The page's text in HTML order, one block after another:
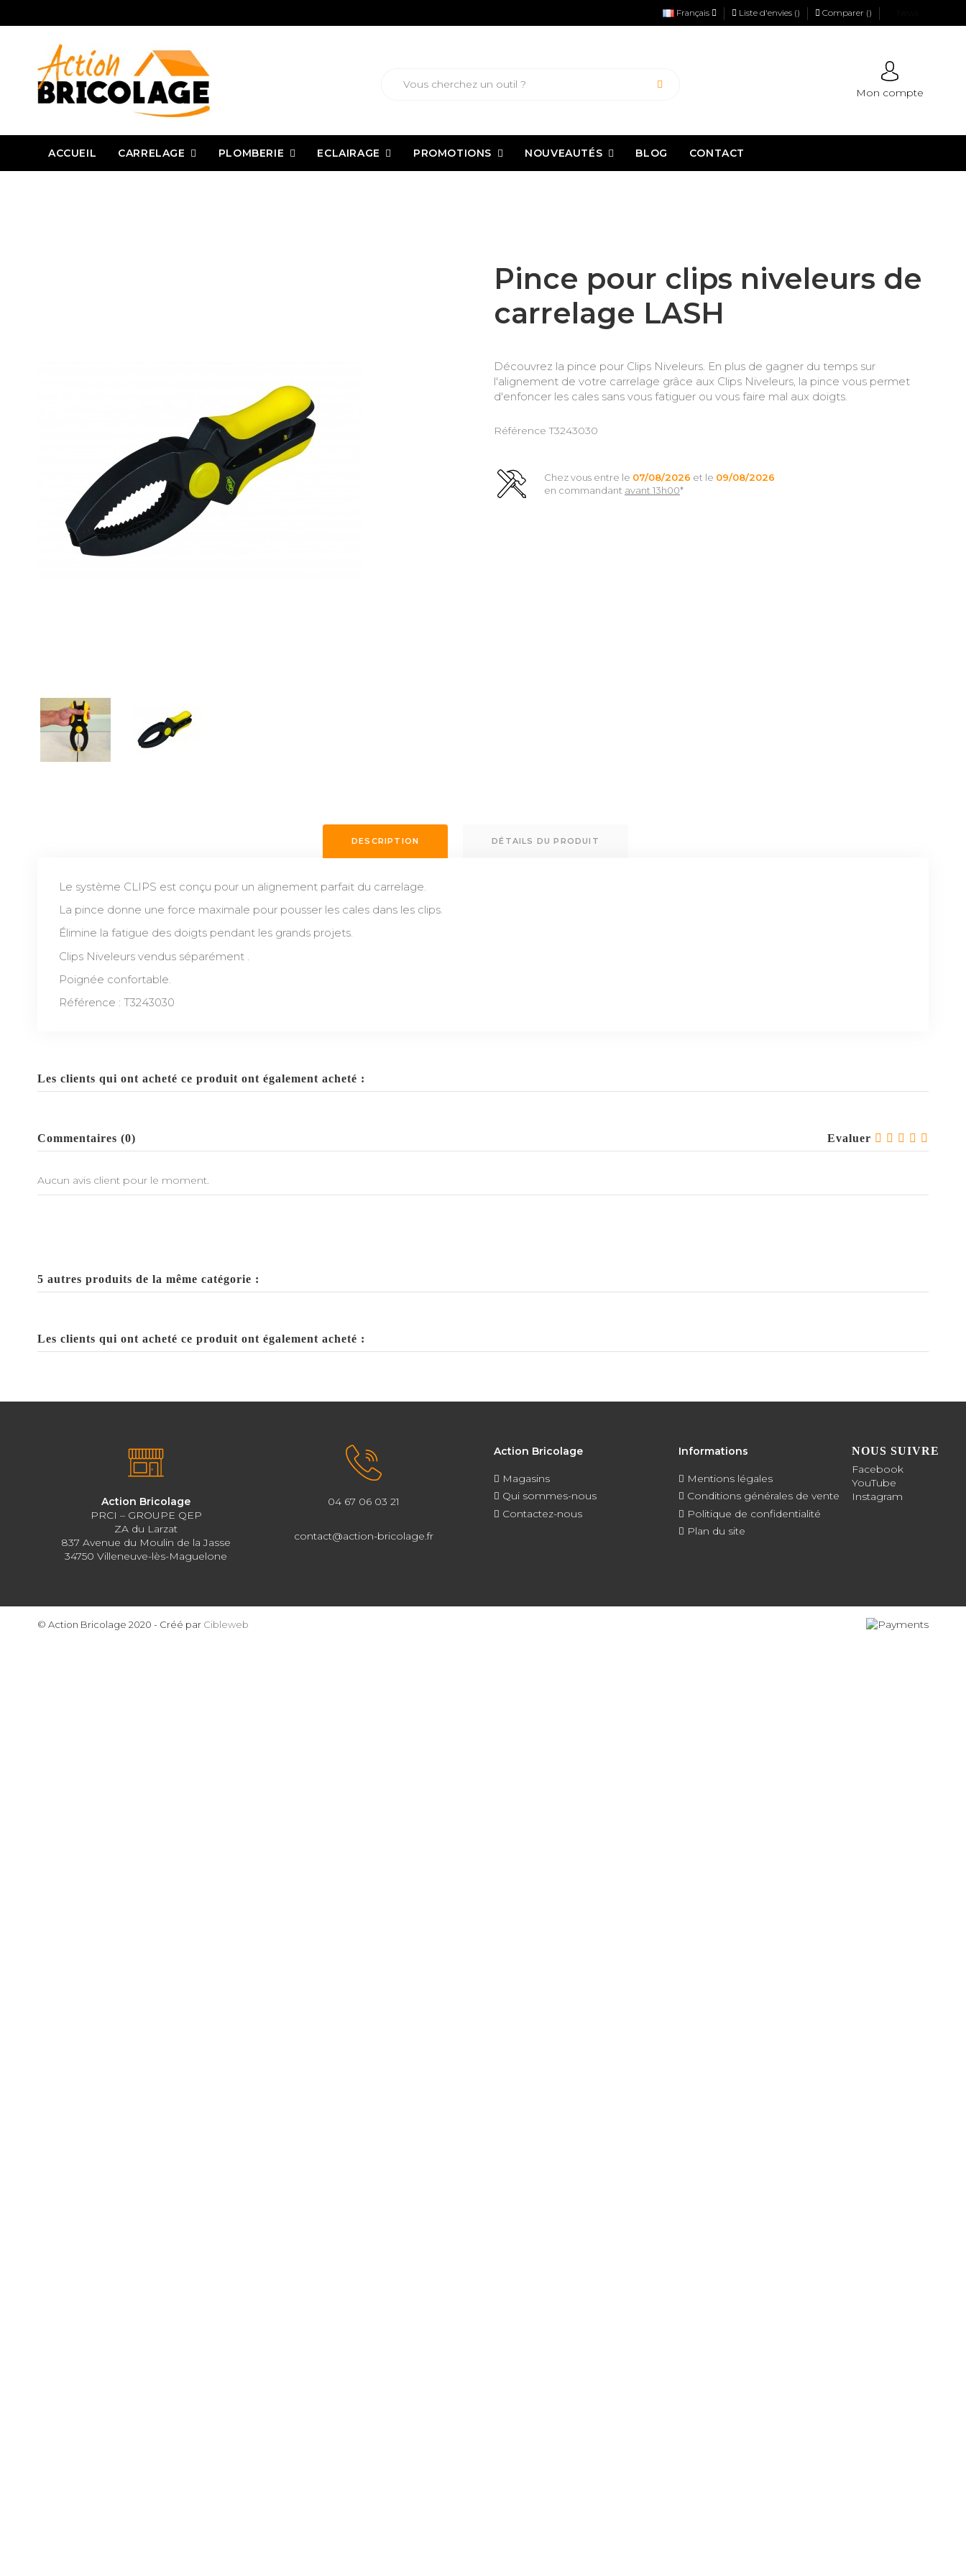
Français Liste d'envies () Comparer ()
Mon compte
ACCUEIL CARRELAGE PLOMBERIE ECLAIRAGE PROMOTIONS NOUVEAUTÉS BLOG CONTACT
Pince pour clips niveleurs de
carrelage LASH
Découvrez la pince pour Clips Niveleurs. En plus de gagner du temps sur
l'alignement de votre carrelage grâce aux Clips Niveleurs, la pince vous permet
d'enfoncer les cales sans vous fatiguer ou vous faire mal aux doigts.
Référence T3243030
Chez vous entre le 07/08/2026 et le 09/08/2026
en commandant avant 13h00*
DESCRIPTION DÉTAILS DU PRODUIT
Le système CLIPS est conçu pour un alignement parfait du carrelage.
La pince donne une force maximale pour pousser les cales dans les clips.
Élimine la fatigue des doigts pendant les grands projets.
Clips Niveleurs vendus séparément .
Poignée confortable.
Référence : T3243030
Les clients qui ont acheté ce produit ont également acheté :
Evaluer
Commentaires (0)
Aucun avis client pour le moment.
5 autres produits de la même catégorie :
Les clients qui ont acheté ce produit ont également acheté :
Action Bricolage
PRCI – GROUPE QEP
ZA du Larzat
837 Avenue du Moulin de la Jasse
34750 Villeneuve-lès-Maguelone
04 67 06 03 21
contact@action-bricolage.fr
Action Bricolage
Magasins
Qui sommes-nous
Contactez-nous
Informations
Mentions légales
Conditions générales de vente
Politique de confidentialité
Plan du site
NOUS SUIVRE
Facebook
YouTube
Instagram
© Action Bricolage 2020 - Créé par Cibleweb